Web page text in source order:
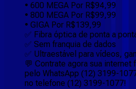
• 600 MEGA Por R$94,99
• 800 MEGA Por R$99,99
• GIGA Por R$139,99
✅ Fibra óptica de ponta a
✅ Sem franquia de dados
✅ Ultraestável para vídeos,
💬 Contrate agora sua internet
pelo WhatsApp (12) 3199-
no telefone (12) 3199-1077!